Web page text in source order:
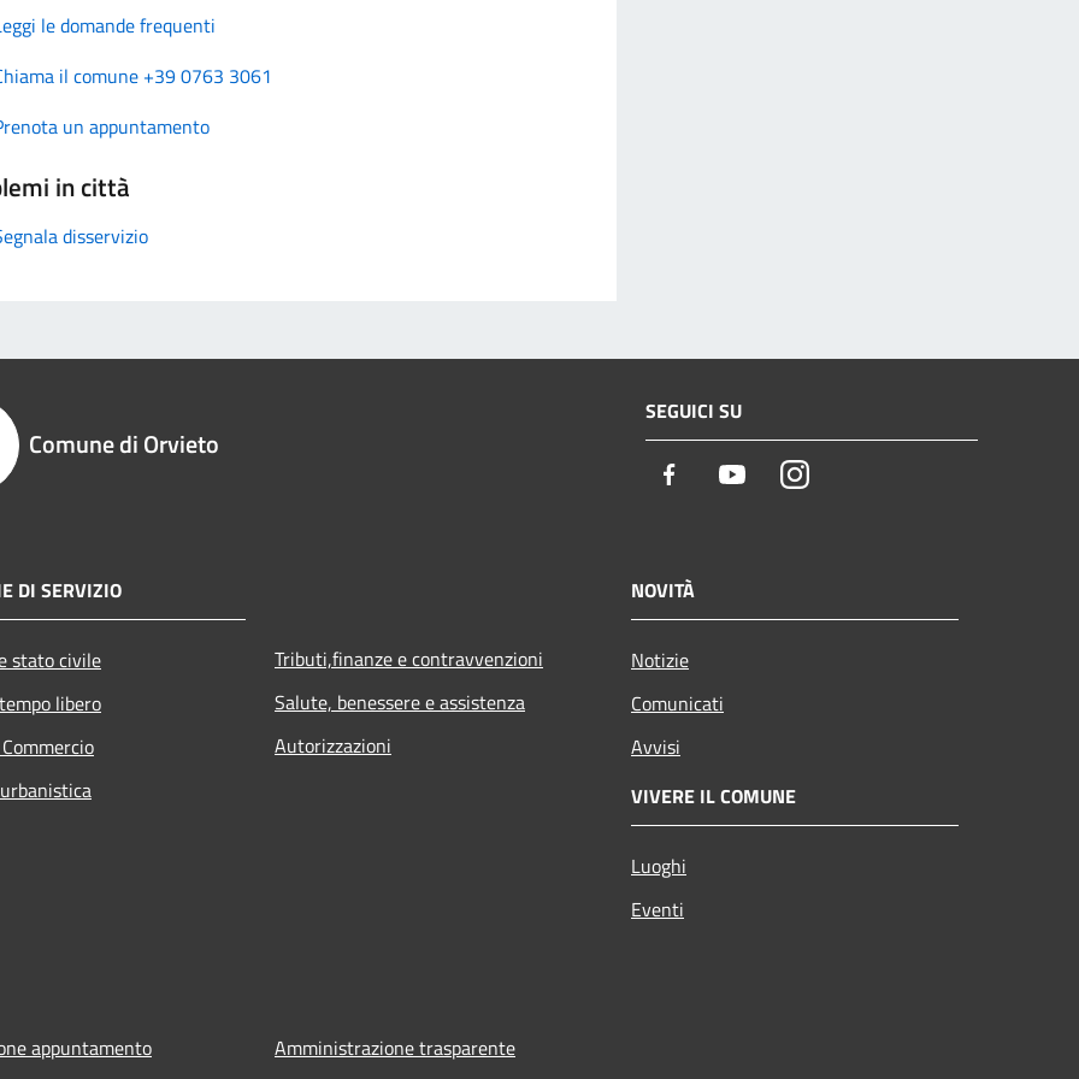
le domande frequenti
il comune +39 0763 3061
un appuntamento
in città
disservizio
Comune di Orvieto
SEGUICI SU
Facebook YoutubeInstagram
DI SERVIZIO
stato civile
libero
Tributi,finanze e contravvenzioni
Salute, benessere e assistenza
Autorizzazioni
NOVITÀ
Notizie
Comunicati
Avvisi
VIVERE IL COMUNE
Luoghi
Eventi
appuntamento
Amministrazione trasparente